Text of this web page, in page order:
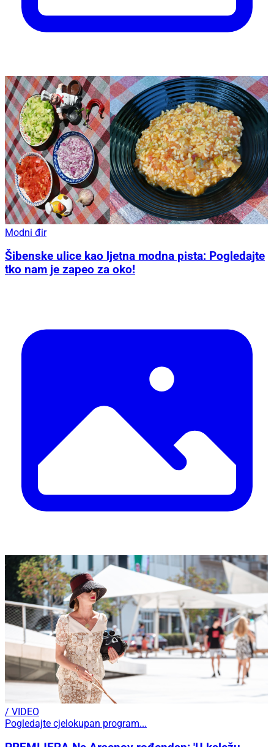
Modni đir
Šibenske ulice kao ljetna modna pista: Pogledajte
tko nam je zapeo za oko!
/ VIDEO
Pogledajte cjelokupan program...